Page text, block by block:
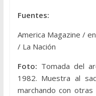
Fuentes:
America Magazine /
/ La Nación
Foto: Tomada del
1982. Muestra al
marchando con